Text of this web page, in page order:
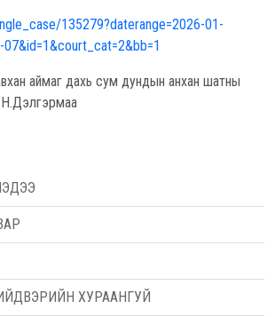
135279?daterange=2026-01-
аймаг дахь сум дундын анхан шатны
Н.Дэлгэрмаа
ХУРААНГУЙ